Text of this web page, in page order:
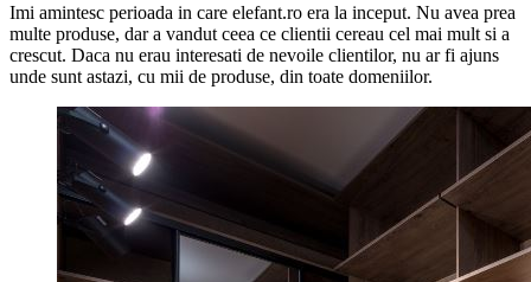
Imi amintesc perioada in care elefant.ro era la inceput. Nu avea prea
multe produse, dar a vandut ceea ce clientii cereau cel mai mult si a
crescut. Daca nu erau interesati de nevoile clientilor, nu ar fi ajuns
unde sunt astazi, cu mii de produse, din toate domeniilor.